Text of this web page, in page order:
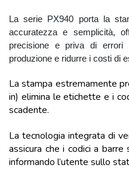
La serie PX940 porta la
accuratezza e semplicità,
precisione e priva di errori
produzione e ridurre i costi di
La stampa estremamente
in) elimina le etichette e i
scadente.
La tecnologia integrata di
assicura che i codici a barre
informando l’utente sullo